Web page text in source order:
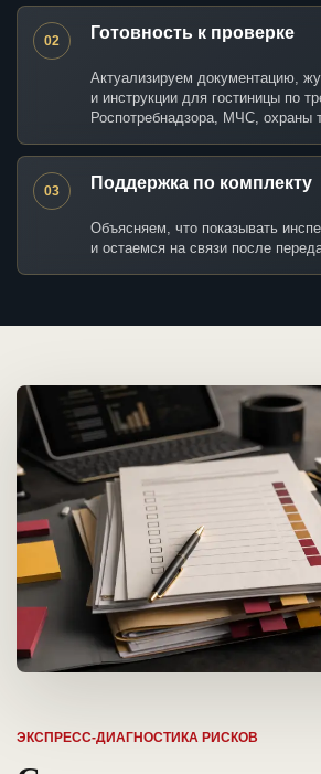
02 Готовность к проверке
Актуализируем документацию,
и инструкции для гостиницы по
Роспотребнадзора, МЧС, охраны
03 Поддержка по комплекту
Объясняем, что показывать
и остаемся на связи после
ЭКСПРЕСС-ДИАГНОСТИКА РИСКОВ